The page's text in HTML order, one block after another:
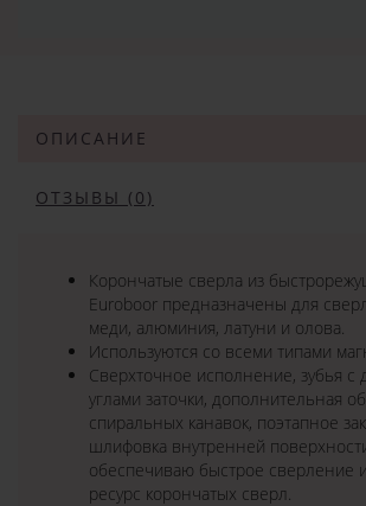
ОПИСАНИЕ
ОТЗЫВЫ (0)
Корончатые сверла из
Euroboor предназначены для
меди, алюминия, латуни и олова.
Используются со всеми типами
Сверхточное исполнение, зубья с
углами заточки, дополнительная
спиральных канавок, поэтапное
шлифовка внутренней
обеспечиваю быстрое сверление
ресурс корончатых сверл.